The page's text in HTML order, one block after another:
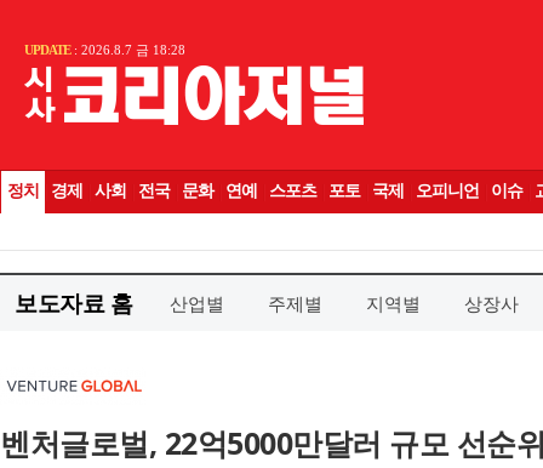
보도자료 홈 산업별 주제별 지역별 상장사
벤처글로벌, 22억5000만달러 규모 선순